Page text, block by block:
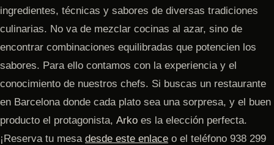
ingredientes, técnicas y sabores de diversas tradiciones
culinarias. No va de mezclar cocinas al azar, sino de
encontrar combinaciones equilibradas que potencien los
sabores. Para ello contamos con la experiencia y el
conocimiento de nuestros chefs. Si buscas un restaurante
en Barcelona donde cada plato sea una sorpresa, y el buen
producto el protagonista, Arko es la elección perfecta.
¡Reserva tu mesa desde este enlace o el teléfono 938 299